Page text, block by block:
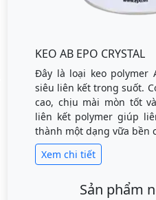
KEO AB EPO CRYSTAL
Đây là loại keo polymer
siêu liên kết trong suốt.
cao, chịu mài mòn tốt
liên kết polymer giúp
thành một dạng vữa bền
Xem chi tiết
Sản phẩm